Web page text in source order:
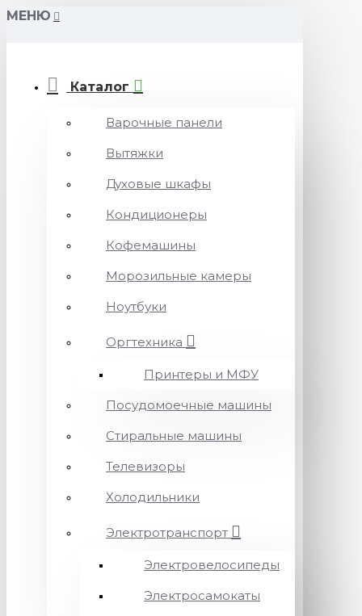
МЕНЮ
Каталог
Варочные панели
Вытяжки
Духовые шкафы
Кондиционеры
Кофемашины
Морозильные камеры
Ноутбуки
Оргтехника
Принтеры и МФУ
Посудомоечные машины
Стиральные машины
Телевизоры
Холодильники
Электротранспорт
Электровелосипеды
Электросамокаты